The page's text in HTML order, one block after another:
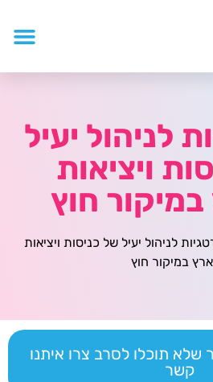
לניהול יעיל
ויציאות
חוץ
לניהול יעיל של כניסות ויציאות
במיקור חוץ
תוכלו לסרב צרו איתנו
קשר